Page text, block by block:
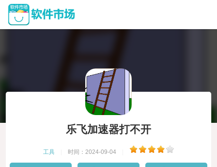
乐飞加速器打不开
工具 时间：2024-09-04